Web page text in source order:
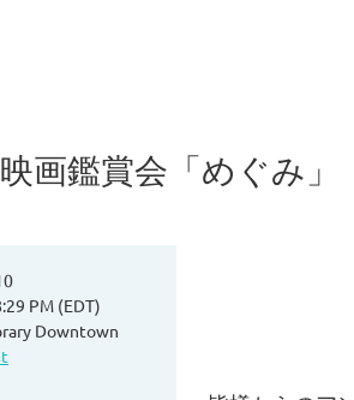
画鑑賞会「めぐみ
PM (EDT)
Downtown